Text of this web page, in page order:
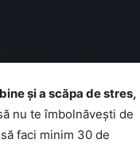
și a scăpa de stres,
nu te îmbolnăvești de
faci minim 30 de